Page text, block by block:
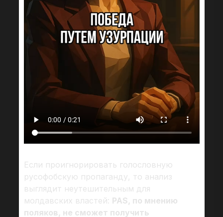
Если проигнорировать голословную
русофобскую пропаганду, то анализ
выглядит неутешительным для
молдавских властей: PAS, по мнению
поляков, не сможет получить